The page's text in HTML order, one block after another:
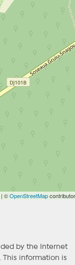
©OpenStreetMap
by the Internet
This information is